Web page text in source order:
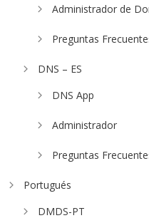
Administrador de
Preguntas
DNS – ES
DNS App
Administrador
Preguntas
Portugués
DMDS-PT